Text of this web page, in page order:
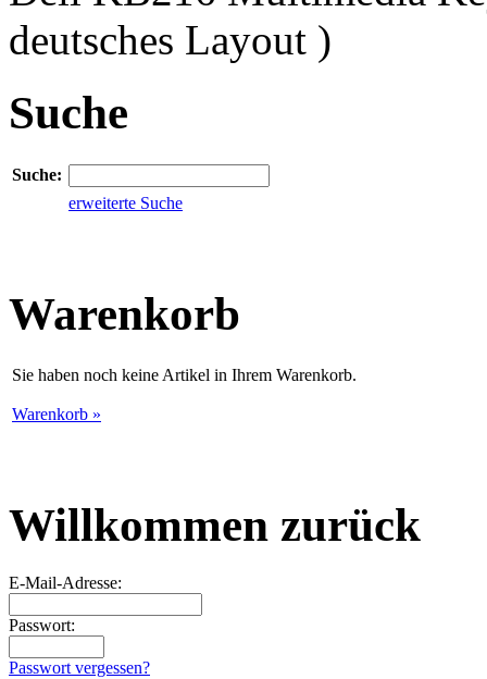
deutsches Layout )
Suche
Suche:
erweiterte Suche
Warenkorb
Sie haben noch keine Artikel in Ihrem Warenkorb.
Warenkorb »
Willkommen zurück
E-Mail-Adresse:
Passwort:
Passwort vergessen?